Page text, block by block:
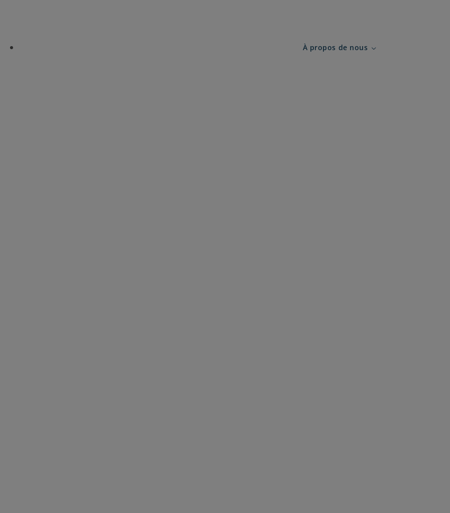
À propos de nous Expand child menu for À